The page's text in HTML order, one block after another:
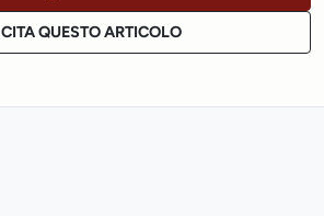
CITA QUESTO ARTICOLO